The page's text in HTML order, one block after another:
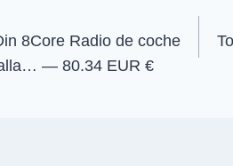
8Core Radio de coche
— 80.34 EUR €